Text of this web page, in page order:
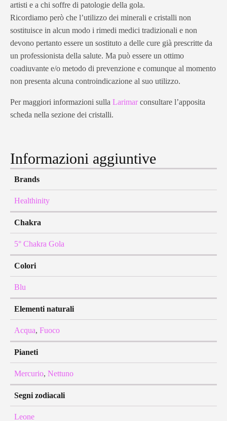
artisti e a chi soffre di patologie della gola.
Ricordiamo però che l’utilizzo dei minerali e cristalli non
sostituisce in alcun modo i rimedi medici tradizionali e non
devono pertanto essere un sostituto a delle cure già prescritte da
un professionista della salute. Ma può essere un ottimo
coadiuvante e/o metodo di prevenzione e comunque al momento
non presenta alcuna controindicazione al suo utilizzo.
Per maggiori informazioni sulla Larimarconsultare l’apposita
scheda nella sezione dei cristalli.
Informazioni aggiuntive
Brands
Healthinity
Chakra
5° Chakra Gola
Colori
Blu
Elementi naturali
Acqua, Fuoco
Pianeti
Mercurio, Nettuno
Segni zodiacali
Leone